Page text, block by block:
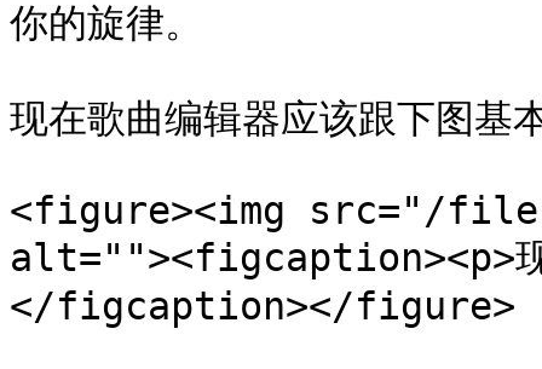
你的旋律。
现在歌曲编辑器应该跟下图基
<figure><img src="/files/
alt=""><figcaption><p>现
</figcaption></figure>